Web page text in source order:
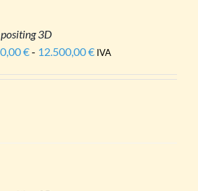
3D
€- 12.500,00€Fascia
IVA